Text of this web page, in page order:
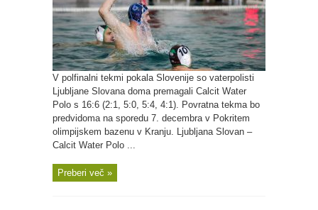
V polfinalni tekmi pokala Slovenije so vaterpolisti
Ljubljane Slovana doma premagali Calcit Water
Polo s 16:6 (2:1, 5:0, 5:4, 4:1). Povratna tekma bo
predvidoma na sporedu 7. decembra v Pokritem
olimpijskem bazenu v Kranju. Ljubljana Slovan –
Calcit Water Polo ...
Preberi več »